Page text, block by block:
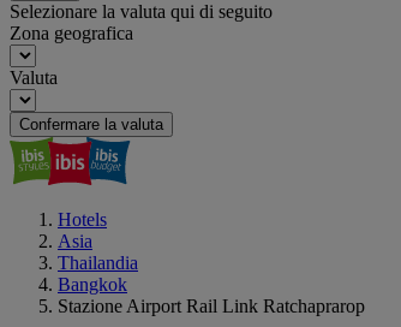
Selezionare la valuta qui di seguito
Zona geografica
Valuta
Confermare la valuta
Hotels
Asia
Thailandia
Bangkok
Stazione Airport Rail Link Ratchaprarop